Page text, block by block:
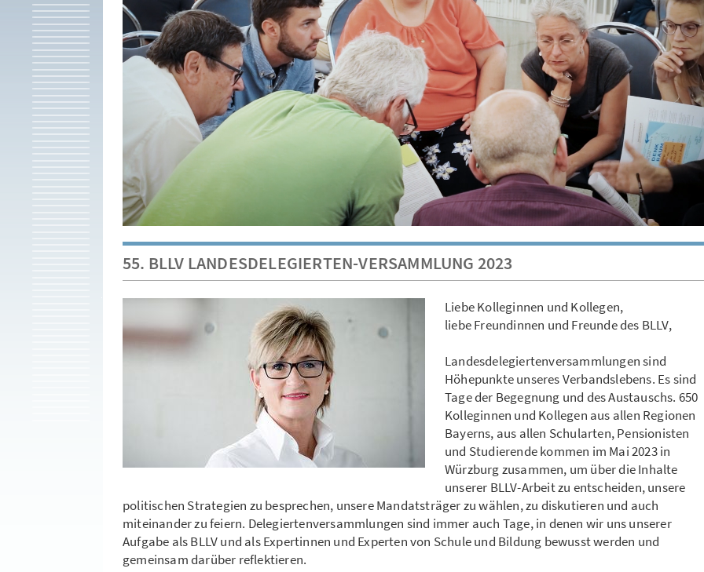
55. BLLV LANDESDELEGIERTEN-VERSAMMLUNG 2023
Liebe Kolleginnen und Kollegen,
liebe Freundinnen und Freunde des BLLV,
Landesdelegiertenversammlungen sind
Höhepunkte unseres Verbandslebens. Es sind
Tage der Begegnung und des Austauschs. 650
Kolleginnen und Kollegen aus allen Regionen
Bayerns, aus allen Schularten, Pensionisten
und Studierende kommen im Mai 2023 in
Würzburg zusammen, um über die Inhalte
unserer BLLV-Arbeit zu entscheiden, unsere
politischen Strategien zu besprechen, unsere Mandatsträger zu wählen, zu diskutieren und auch
miteinander zu feiern. Delegiertenversammlungen sind immer auch Tage, in denen wir uns unserer
Aufgabe als BLLV und als Expertinnen und Experten von Schule und Bildung bewusst werden und
gemeinsam darüber reflektieren.